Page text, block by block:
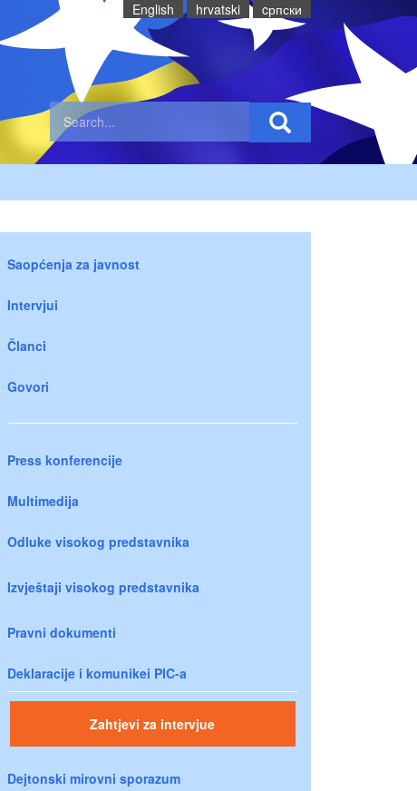
English hrvatski cрпски
Saopćenja za javnost
Intervjui
Članci
Govori
Press konferencije
Multimedija
Odluke visokog predstavnika
Izvještaji visokog predstavnika
Pravni dokumenti
Deklaracije i komunikei PIC-a
Zahtjevi za intervjue
Dejtonski mirovni sporazum